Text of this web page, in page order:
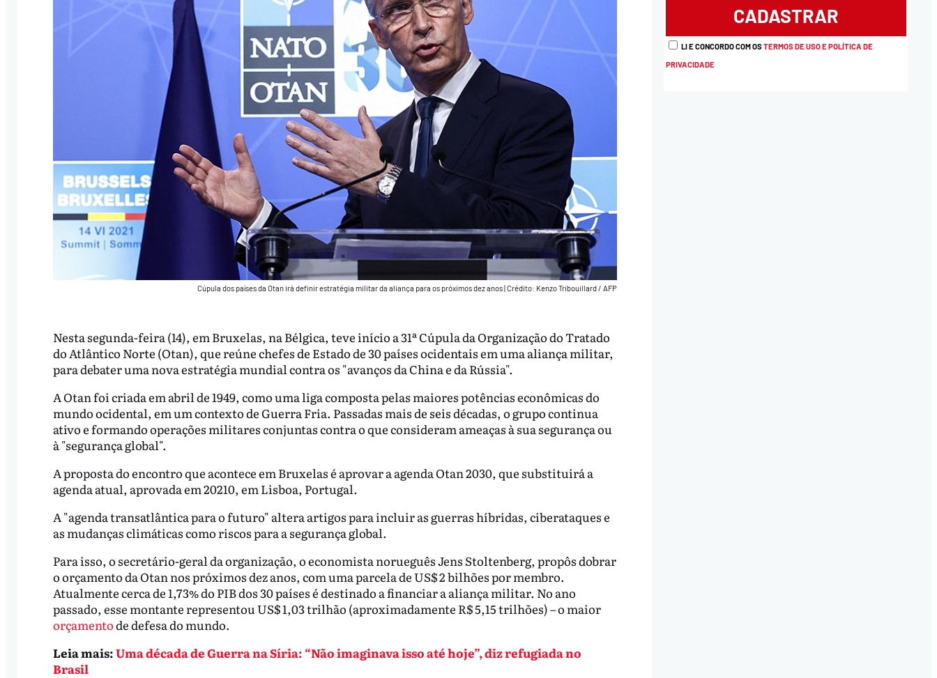
Cúpula dos países da Otan irá definir estratégia militar da aliança para os próximos dez anos|Crédito: Kenzo Tribouillard / AFP
Nesta segunda-feira (14), em Bruxelas, na Bélgica, teve início a 31ª Cúpula da Organização do Tratado
do Atlântico Norte (Otan), que reúne chefes de Estado de 30 países ocidentais em uma aliança militar,
para debater uma nova estratégia mundial contra os "avanços da China e da Rússia".
A Otan foi criada em abril de 1949, como uma liga composta pelas maiores potências econômicas do
mundo ocidental, em um contexto de Guerra Fria. Passadas mais de seis décadas, o grupo continua
ativo e formando operações militares conjuntas contra o que consideram ameaças à sua segurança ou
à "segurança global".
A proposta do encontro que acontece em Bruxelas é aprovar a agenda Otan 2030, que substituirá a
agenda atual, aprovada em 20210, em Lisboa, Portugal.
A "agenda transatlântica para o futuro" altera artigos para incluir as guerras híbridas, ciberataques e
as mudanças climáticas como riscos para a segurança global.
Para isso, o secretário-geral da organização, o economista norueguês Jens Stoltenberg, propôs dobrar
o orçamento da Otan nos próximos dez anos, com uma parcela de US$ 2 bilhões por membro.
Atualmente cerca de 1,73% do PIB dos 30 países é destinado a financiar a aliança militar. No ano
passado, esse montante representou US$ 1,03 trilhão (aproximadamente R$ 5,15 trilhões) – o maior
orçamentode defesa do mundo.
Leia mais:Uma década de Guerra na Síria: “Não imaginava isso até hoje”, diz refugiada no
Brasil
LI E CONCORDO COM OSTERMOS DE USO E POLÍTICA DE
PRIVACIDADE